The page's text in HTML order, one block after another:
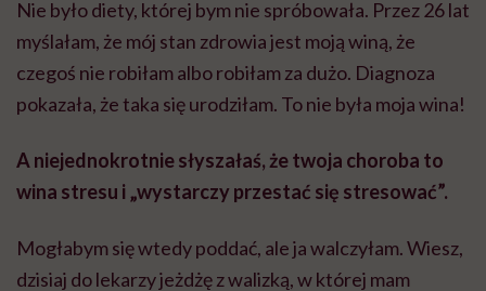
Nie było diety, której bym nie spróbowała. Przez 26 lat
myślałam, że mój stan zdrowia jest moją winą, że
czegoś nie robiłam albo robiłam za dużo. Diagnoza
pokazała, że taka się urodziłam. To nie była moja wina!
A niejednokrotnie słyszałaś, że twoja choroba to
wina stresu i „wystarczy przestać się stresować”.
Mogłabym się wtedy poddać, ale ja walczyłam. Wiesz,
dzisiaj do lekarzy jeżdżę z walizką, w której mam